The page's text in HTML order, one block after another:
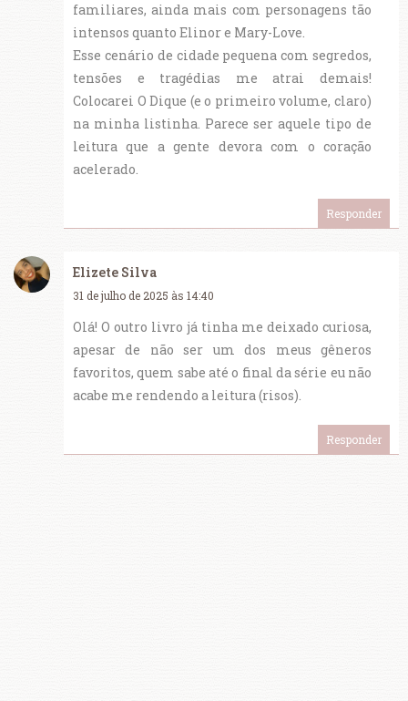
familiares, ainda mais com personagens tão
intensos quanto Elinor e Mary-Love.
Esse cenário de cidade pequena com segredos,
tensões e tragédias me atrai demais!
Colocarei O Dique (e o primeiro volume, claro)
na minha listinha. Parece ser aquele tipo de
leitura que a gente devora com o coração
acelerado.
Responder
Elizete Silva
31 de julho de 2025 às 14:40
Olá! O outro livro já tinha me deixado curiosa,
apesar de não ser um dos meus gêneros
favoritos, quem sabe até o final da série eu não
acabe me rendendo a leitura (risos).
Responder